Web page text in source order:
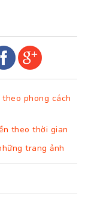
phong cách
theo thời gian
trang ảnh